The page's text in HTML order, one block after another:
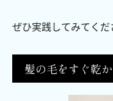
ぜひ実践してみてくだ
髪の毛をすぐ乾